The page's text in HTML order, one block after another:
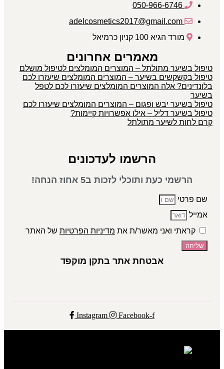
050-966-6746
adelcosmetics2017@gmail.com
מורד הגיא 100 קניון כרמיאל
מאמרים אחרונים
טיפול בשיער מתולתל – המוצרים המומלצים לטיפול מושלם
טיפול בקשקשים בשיער – המוצרים המומלצים שיעזרו לכם
בלונדינים? אלה המוצרים המומלצים שיעזרו לכם לטפל
בשיער
טיפול בשיער יבש ופגום – המוצרים המומלצים שיעזרו לכם
טיפול בשיער דליל – אילו אפשרויות קיימות?
קרם לחות לשיער מתולתל
הרשמו לעדכונים
הרשמי כעת ותוכלי לזכות ב5 אחוז הנחה!
שם פרטי
אמייל
קראתי ואני מאשר/ת את מדיניות הפרטיות של האתר
שליחה
אבטחת אתר בתקן מוקפד
Instagram Facebook-f